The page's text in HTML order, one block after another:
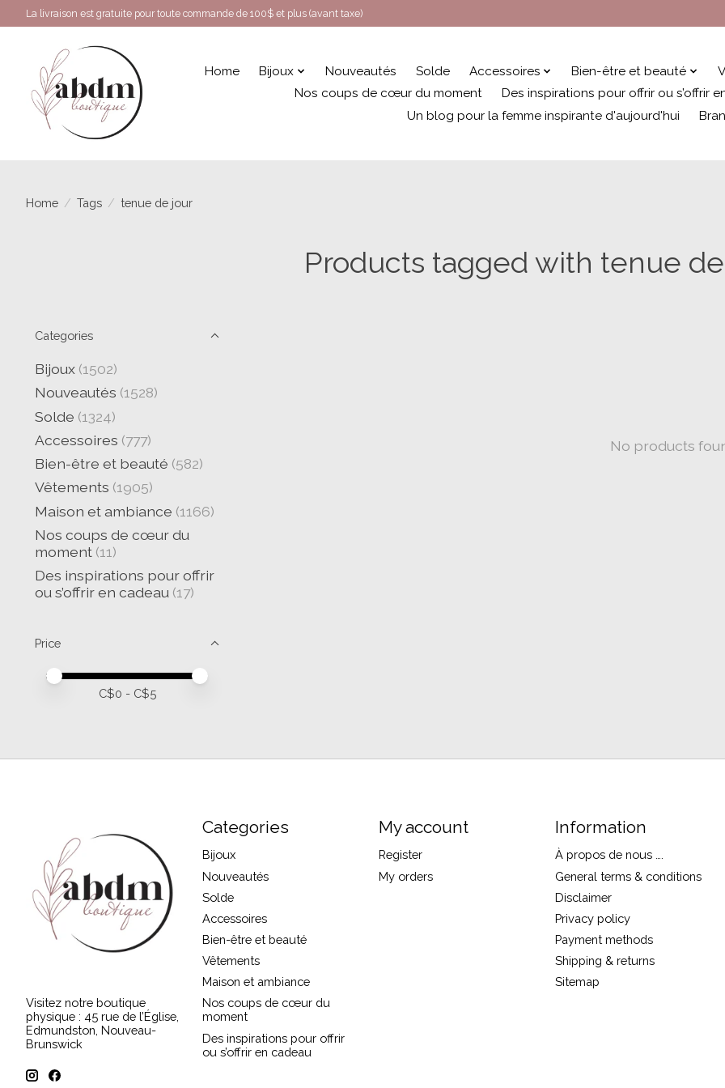
La livraison est gratuite pour toute commande de 100$ et plus (avant taxe)
Home Bijoux Nouveautés Solde Accessoires Bien-être et beauté
Nos coups de cœur du moment
Des inspirations pour offrir ou s’offrir
Un blog pour la femme inspirante d'aujourd'hui
Home / Tags / tenue de jour
Products tagged with tenue
Categories
Bijoux (1502)
Nouveautés (1528)
Solde (1324)
Accessoires (777)
Bien-être et beauté (582)
Vêtements (1905)
Maison et ambiance (1166)
Nos coups de cœur du
moment (11)
Des inspirations pour offrir
ou s’offrir en cadeau (17)
Price
Price minimum value
Price maximum value
C$0 - C$5
No products
Visitez notre boutique
physique : 45 rue de l’Église,
Edmundston, Nouveau-
Brunswick
Categories
Bijoux
Nouveautés
Solde
Accessoires
Bien-être et beauté
Vêtements
Maison et ambiance
Nos coups de cœur du
moment
Des inspirations pour offrir
ou s’offrir en cadeau
My account
Register
My orders
Information
À propos de nous ….
General terms & conditions
Disclaimer
Privacy policy
Payment methods
Shipping & returns
Sitemap